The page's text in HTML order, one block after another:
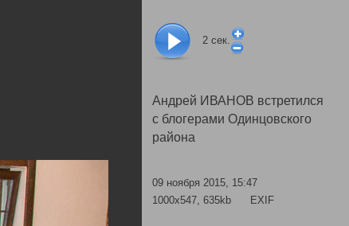
2 сек.
Андрей ИВАНОВ встретился
с блогерами Одинцовского
района
09 ноября 2015, 15:47
1000x547, 635kb
EXIF